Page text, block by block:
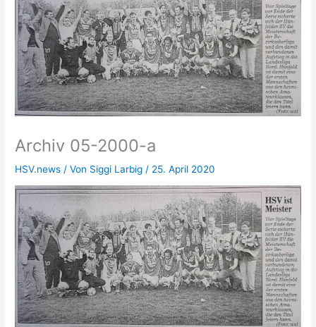
Archiv 05-2000-a
HSV.news / Von Siggi Larbig / 25. April 2020